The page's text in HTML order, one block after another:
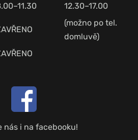
12.30–17.00
(možno po tel.
domluvě)
nás i na facebooku!